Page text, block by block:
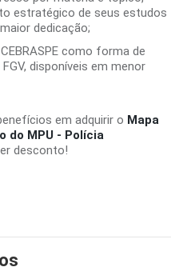
estratégico de seus estudos
dedicação;
como forma de
disponíveis em menor
em adquirir o Mapa
do MPU - Polícia
desconto!